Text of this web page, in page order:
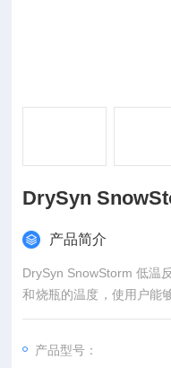
DrySyn
产品简介
DrySyn SnowStorm 低温
和烧瓶的温度，使用户能
加热反应。，灵活且易于
产品型号：